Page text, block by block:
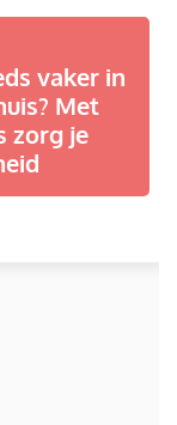
vaker in
Met
zorg je